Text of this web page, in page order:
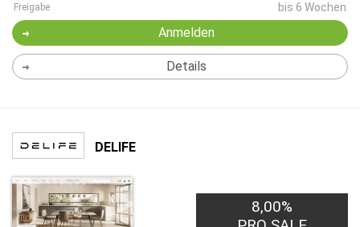
Freigabe bis 6 Wochen
Anmelden
Details
DELIFE
8,00%